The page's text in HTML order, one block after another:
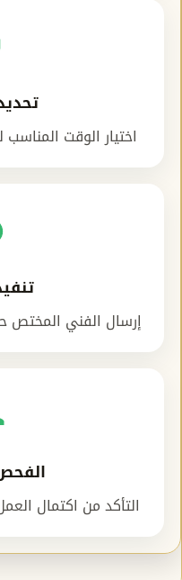
اختيار الوقت
إرسال الفني المختص
التأكد من اكتمال